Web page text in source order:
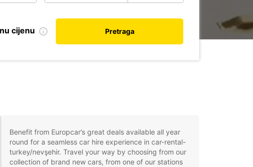
cijenu Pretraga
Benefit from Europcar’s great deals available all year
round for a seamless car hire experience in car-rental-
turkey/nevşehir. Travel your way by choosing from our
collection of brand new cars, from one of our stations